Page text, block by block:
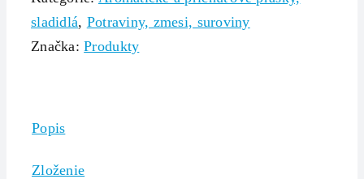
sladidlá, Potraviny, zmesi, suroviny
Značka:Produkty
Popis
Zloženie